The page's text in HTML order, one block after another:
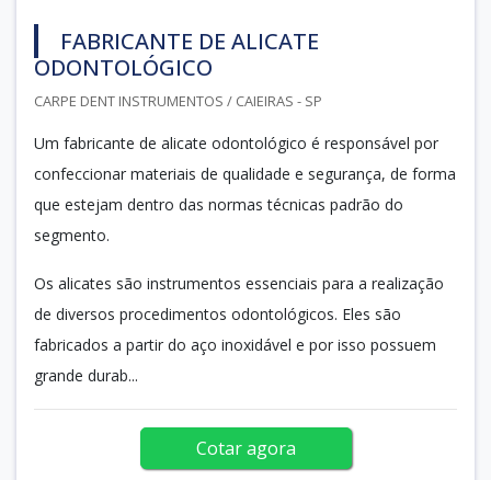
FABRICANTE DE ALICATE
ODONTOLÓGICO
CARPE DENT INSTRUMENTOS / CAIEIRAS - SP
Um fabricante de alicate odontológico é responsável por
confeccionar materiais de qualidade e segurança, de forma
que estejam dentro das normas técnicas padrão do
segmento.
Os alicates são instrumentos essenciais para a realização
de diversos procedimentos odontológicos. Eles são
fabricados a partir do aço inoxidável e por isso possuem
grande durab...
Cotar agora